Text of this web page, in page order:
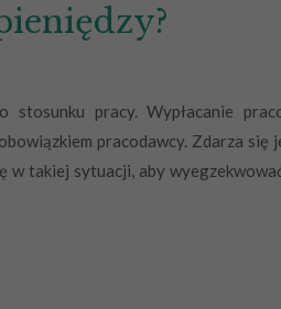
stosunku pracy. Wypłacanie
pracodawcy. Zdarza się
w takiej sytuacji, aby